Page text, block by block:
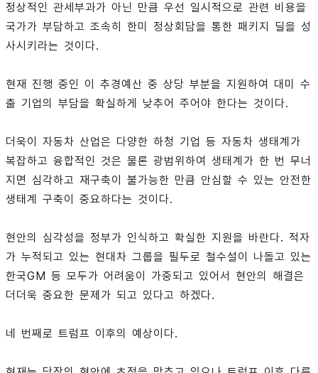
정상적인 관세부과가 아닌 만큼 우선 일시적으로 관련 비용을
국가가 부담하고 조속히 한미 정상회담을 통한 패키지 딜을 성
사시키라는 것이다.
현재 진행 중인 이 추경예산 중 상당 부분을 지원하여 대미 수
출 기업의 부담을 확실하게 낮추어 주어야 한다는 것이다.
더욱이 자동차 산업은 다양한 하청 기업 등 자동차 생태계가
복잡하고 융합적인 것은 물론 광범위하여 생태계가 한 번 무너
지면 심각하고 재구축이 불가능한 만큼 안심할 수 있는 안전한
생태계 구축이 중요하다는 것이다.
현안의 심각성을 정부가 인식하고 확실한 지원을 바란다. 적자
가 누적되고 있는 현대차 그룹을 필두로 철수설이 나돌고 있는
한국GM 등 모두가 어려움이 가중되고 있어서 현안의 해결은
더더욱 중요한 문제가 되고 있다고 하겠다.
네 번째로 트럼프 이후의 예상이다.